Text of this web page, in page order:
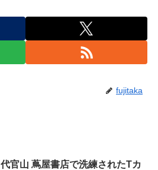
fujitaka
代官山 蔦屋書店で洗練されたTカ